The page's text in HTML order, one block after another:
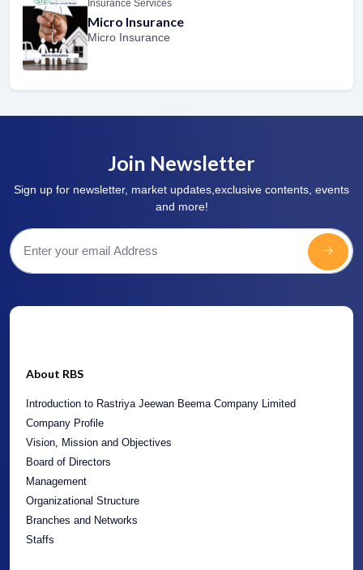
Insurance Services
Micro Insurance
Micro Insurance
Join Newsletter
Sign up for newsletter, market updates,exclusive contents, events
and more!
About RBS
Introduction to Rastriya Jeewan Beema Company Limited
Company Profile
Vision, Mission and Objectives
Board of Directors
Management
Organizational Structure
Branches and Networks
Staffs